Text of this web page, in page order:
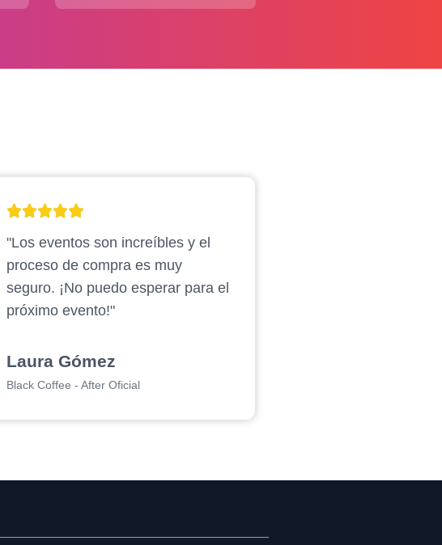
"Los eventos son increíbles y el
proceso de compra es muy
seguro. ¡No puedo esperar para el
próximo evento!"
Laura Gómez
Black Coffee - After Oficial